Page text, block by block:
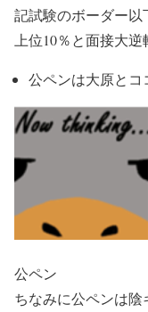
記試験のボーダー
上位10％と面接大逆
公ペンは大原とコ
公ペン
ちなみに公ペンは陰